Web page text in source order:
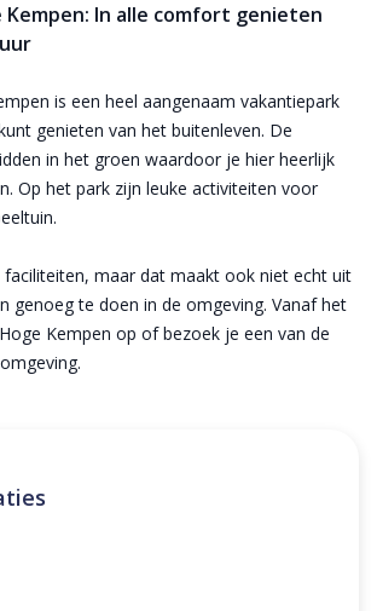
Kempen: In alle comfort genieten
is een heel aangenaam vakantiepark
genieten van het buitenleven. De
in het groen waardoor je hier heerlijk
Op het park zijn leuke activiteiten voor
faciliteiten, maar dat maakt ook niet echt uit
genoeg te doen in de omgeving. Vanaf het
Kempen op of bezoek je een van de